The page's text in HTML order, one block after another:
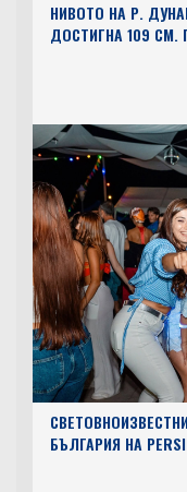
НИВОТО НА Р.
ДОСТИГНА 109
БЪЛГАРИЯ НА